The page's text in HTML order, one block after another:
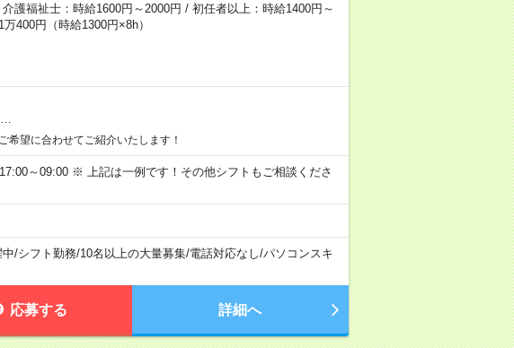
護福祉士：時給1600円～2000円 / 初任者以上：時給1400円～
円（時給1300円×8h）
望に合わせてご紹介いたします！
～09:00 ※ 上記は一例です！その他シフトもご相談くださ
/シフト勤務/10名以上の大量募集/電話対応なし/パソコンスキ
応募する 詳細へ